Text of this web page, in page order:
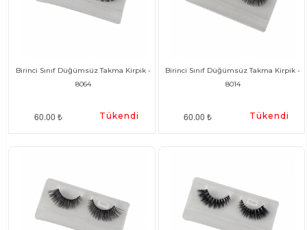
Birinci Sınıf Düğümsüz Takma Kirpik -
8064
60.00 ₺ Tükendi
Birinci Sınıf Düğümsüz Takma Kirpik -
8014
60.00 ₺ Tükendi